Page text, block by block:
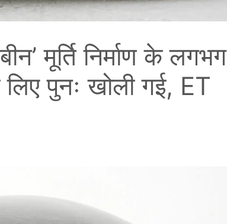
मूर्ति निर्माण के लगभग
लिए पुनः खोली गई, ET